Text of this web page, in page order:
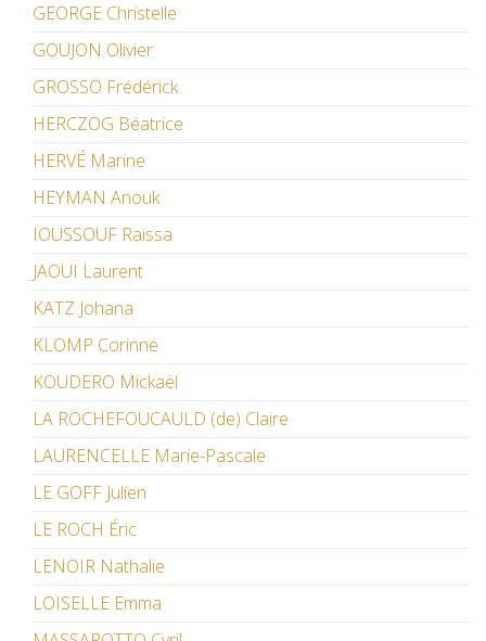
GEORGE Christelle
GOUJON Olivier
GROSSO Frédérick
HERCZOG Béatrice
HERVÉ Marine
HEYMAN Anouk
IOUSSOUF Raïssa
JAOUI Laurent
KATZ Johana
KLOMP Corinne
KOUDERO Mickaël
LA ROCHEFOUCAULD (de) Claire
LAURENCELLE Marie-Pascale
LE GOFF Julien
LE ROCH Éric
LENOIR Nathalie
LOISELLE Emma